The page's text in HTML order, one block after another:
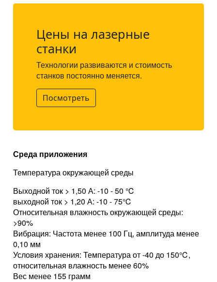
Цены на лазерные
станки
Технологии развиваются и стоимость
станков постоянно меняется.
Посмотреть
Среда приложения
Температура окружающей среды
Выходной ток > 1,50 А: -10 - 50 ℃
выходной ток > 1,20 А: -10 - 75℃
Относительная влажность окружающей среды:
>90%
Вибрация: Частота менее 100 Гц, амплитуда менее
0,10 мм
Условия хранения: Температура от -40 до 150℃,
относительная влажность менее 60%
Вес менее 155 грамм